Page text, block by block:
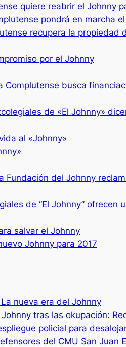
quiere reabrir el Johnny
pondrá en marcha
recupera la propiedad
por el Johnny
Complutense busca
de «El Johnny»
al «Johnny»
Fundación del Johnny
de “El Johnny”
salvar el Johnny
Johnny para 2017
nueva era del Johnny
Johnny tras las okupación:
policial para
del CMU San